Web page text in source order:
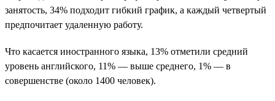
занятость, 34% подходит гибкий график, а каждый четвертый
предпочитает удаленную работу.
Что касается иностранного языка, 13% отметили средний
уровень английского, 11% — выше среднего, 1% — в
совершенстве (около 1400 человек).